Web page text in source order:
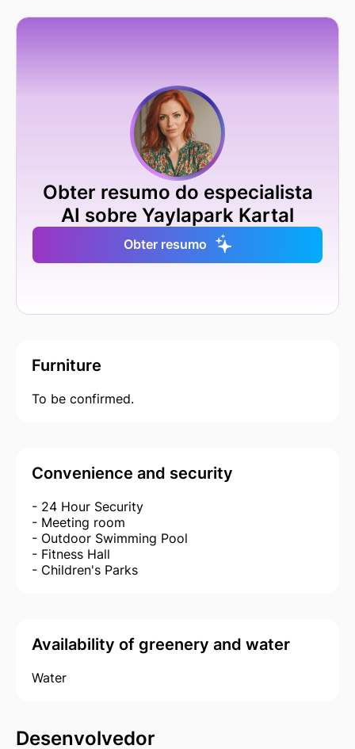
Obter resumo do especialista
AI sobre Yaylapark Kartal
Obter resumo
Furniture
To be confirmed.
Convenience and security
- 24 Hour Security
- Meeting room
- Outdoor Swimming Pool
- Fitness Hall
- Children's Parks
Availability of greenery and water
Water
Desenvolvedor